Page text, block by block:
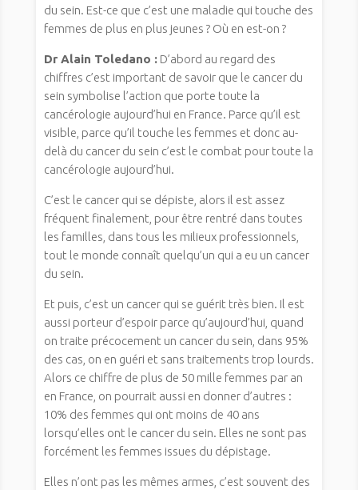
du sein. Est-ce que c’est une maladie qui touche des
femmes de plus en plus jeunes ? Où en est-on ?
Dr Alain Toledano :D’abord au regard des
chiffres c’est important de savoir que le cancer du
sein symbolise l’action que porte toute la
cancérologie aujourd’hui en France. Parce qu’il est
visible, parce qu’il touche les femmes et donc au-
delà du cancer du sein c’est le combat pour toute la
cancérologie aujourd’hui.
C’est le cancer qui se dépiste, alors il est assez
fréquent finalement, pour être rentré dans toutes
les familles, dans tous les milieux professionnels,
tout le monde connaît quelqu’un qui a eu un cancer
du sein.
Et puis, c’est un cancer qui se guérit très bien. Il est
aussi porteur d’espoir parce qu’aujourd’hui, quand
on traite précocement un cancer du sein, dans 95%
des cas, on en guéri et sans traitements trop lourds.
Alors ce chiffre de plus de 50 mille femmes par an
en France, on pourrait aussi en donner d’autres :
10% des femmes qui ont moins de 40 ans
lorsqu’elles ont le cancer du sein. Elles ne sont pas
forcément les femmes issues du dépistage.
Elles n’ont pas les mêmes armes, c’est souvent des